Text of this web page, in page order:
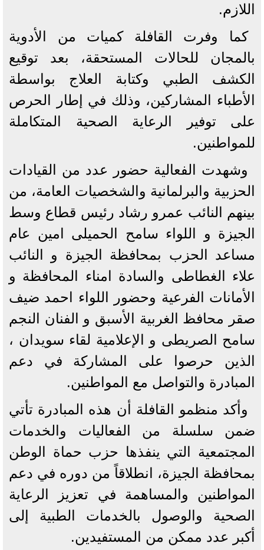
اللازم.
كما وفرت القافلة كميات من الأدوية
بالمجان للحالات المستحقة، بعد توقيع
الكشف الطبي وكتابة العلاج بواسطة
الأطباء المشاركين، وذلك في إطار الحرص
على توفير الرعاية الصحية المتكاملة
للمواطنين.
وشهدت الفعالية حضور عدد من القيادات
الحزبية والبرلمانية والشخصيات العامة، من
بينهم النائب عمرو رشاد رئيس قطاع وسط
الجيزة و اللواء سامح الحميلى امين عام
مساعد الحزب بمحافظة الجيزة و النائب
علاء الغطاطى والسادة امناء المحافظة و
الأمانات الفرعية وحضور اللواء احمد ضيف
صقر محافظ الغربية الأسبق و الفنان النجم
سامح الصريطى و الإعلامية لقاء سويدان ،
الذين حرصوا على المشاركة في دعم
المبادرة والتواصل مع المواطنين.
وأكد منظمو القافلة أن هذه المبادرة تأتي
ضمن سلسلة من الفعاليات والخدمات
المجتمعية التي ينفذها حزب حماة الوطن
بمحافظة الجيزة، انطلاقاً من دوره في دعم
المواطنين والمساهمة في تعزيز الرعاية
الصحية والوصول بالخدمات الطبية إلى
أكبر عدد ممكن من المستفيدين.